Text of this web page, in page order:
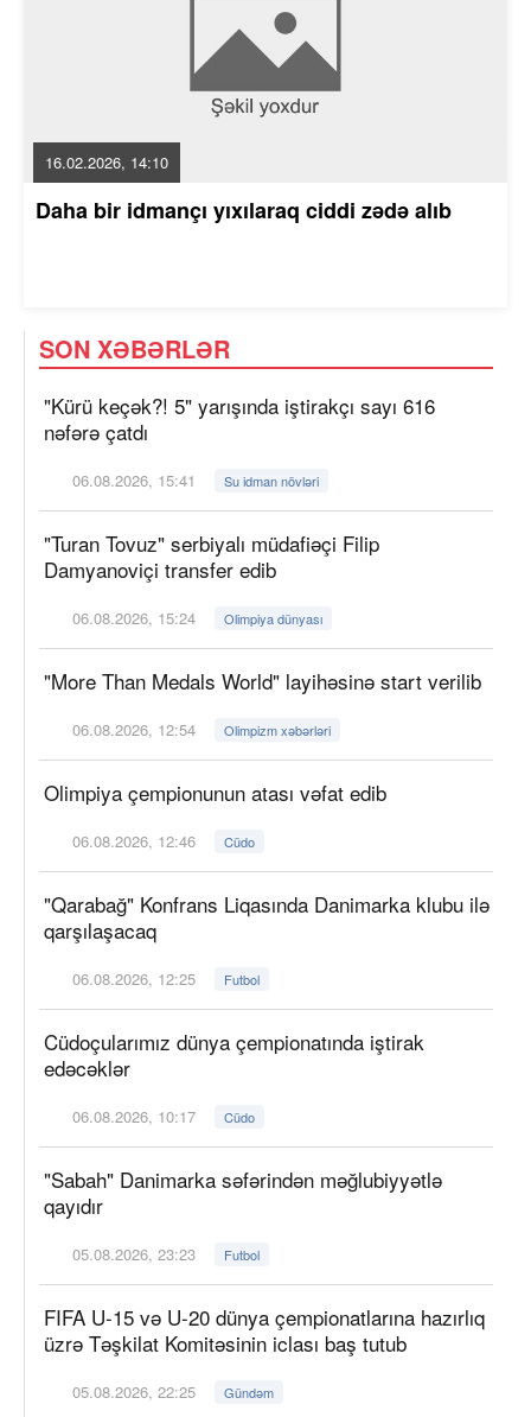
16.02.2026, 14:10
Daha bir idmançı yıxılaraq ciddi zədə alıb
SON XƏBƏRLƏR
"Kürü keçək?! 5" yarışında iştirakçı sayı 616
nəfərə çatdı
06.08.2026, 15:41 Su idman növləri
"Turan Tovuz" serbiyalı müdafiəçi Filip
Damyanoviçi transfer edib
06.08.2026, 15:24 Olimpiya dünyası
"More Than Medals World" layihəsinə start verilib
06.08.2026, 12:54 Olimpizm xəbərləri
Olimpiya çempionunun atası vəfat edib
06.08.2026, 12:46 Cüdo
"Qarabağ" Konfrans Liqasında Danimarka klubu ilə
qarşılaşacaq
06.08.2026, 12:25 Futbol
Cüdoçularımız dünya çempionatında iştirak
edəcəklər
06.08.2026, 10:17 Cüdo
"Sabah" Danimarka səfərindən məğlubiyyətlə
qayıdır
05.08.2026, 23:23 Futbol
FIFA U-15 və U-20 dünya çempionatlarına hazırlıq
üzrə Təşkilat Komitəsinin iclası baş tutub
05.08.2026, 22:25 Gündəm